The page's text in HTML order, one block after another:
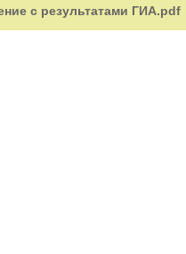
с результатами ГИА.pdf